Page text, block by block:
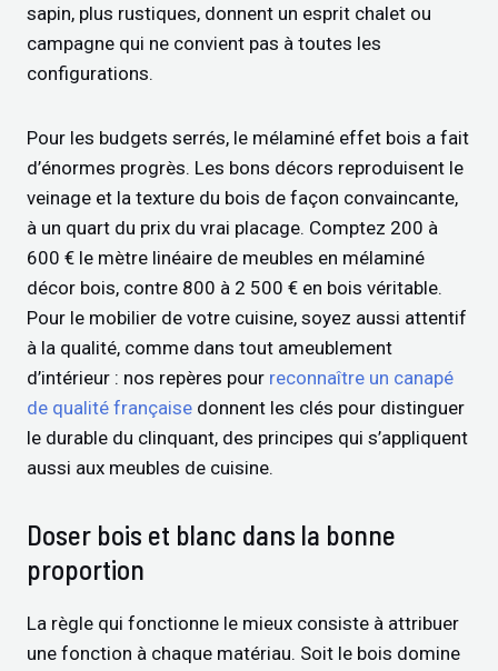
sapin, plus rustiques, donnent un esprit chalet ou
campagne qui ne convient pas à toutes les
configurations.
Pour les budgets serrés, le mélaminé effet bois a fait
d’énormes progrès. Les bons décors reproduisent le
veinage et la texture du bois de façon convaincante,
à un quart du prix du vrai placage. Comptez 200 à
600 € le mètre linéaire de meubles en mélaminé
décor bois, contre 800 à 2 500 € en bois véritable.
Pour le mobilier de votre cuisine, soyez aussi attentif
à la qualité, comme dans tout ameublement
d’intérieur : nos repères pour reconnaître un canapé
de qualité française donnent les clés pour distinguer
le durable du clinquant, des principes qui s’appliquent
aussi aux meubles de cuisine.
Doser bois et blanc dans la bonne
proportion
La règle qui fonctionne le mieux consiste à attribuer
une fonction à chaque matériau. Soit le bois domine